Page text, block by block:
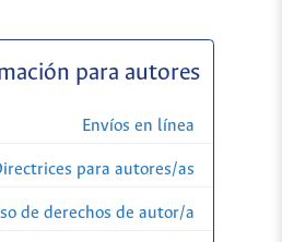
para autores
Envíos en línea
para autores/as
de derechos de autor/a